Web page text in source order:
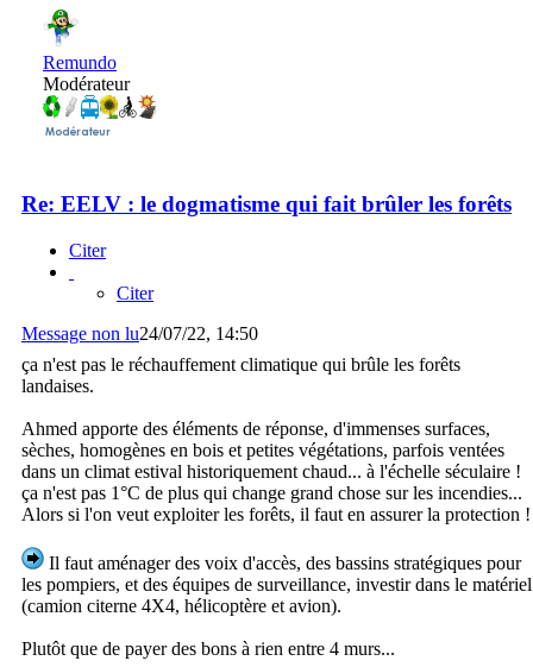
Remundo
Modérateur
Re: EELV : le dogmatisme qui fait brûler les forêts
Citer
Citer
Message non lu24/07/22, 14:50
ça n'est pas le réchauffement climatique qui brûle les forêts
landaises.
Ahmed apporte des éléments de réponse, d'immenses surfaces,
sèches, homogènes en bois et petites végétations, parfois ventées
dans un climat estival historiquement chaud... à l'échelle séculaire !
ça n'est pas 1°C de plus qui change grand chose sur les incendies...
Alors si l'on veut exploiter les forêts, il faut en assurer la protection !
Il faut aménager des voix d'accès, des bassins stratégiques pour
les pompiers, et des équipes de surveillance, investir dans le matériel
(camion citerne 4X4, hélicoptère et avion).
Plutôt que de payer des bons à rien entre 4 murs...